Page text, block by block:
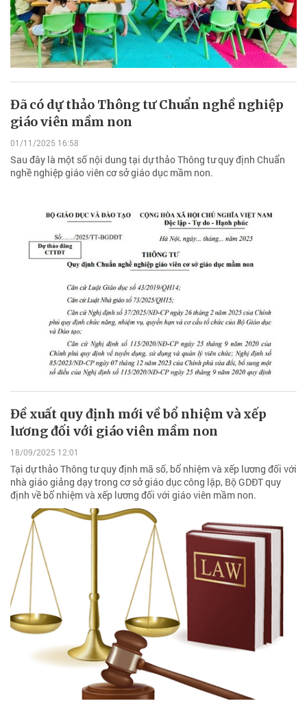
Đã có dự thảo Thông tư Chuẩn nghề nghiệp
giáo viên mầm non
01/11/2025 16:58
Sau đây là một số nội dung tại dự thảo Thông tư quy định Chuẩn
nghề nghiệp giáo viên cơ sở giáo dục mầm non.
Đề xuất quy định mới về bổ nhiệm và xếp
lương đối với giáo viên mầm non
18/09/2025 12:01
Tại dự thảo Thông tư quy định mã số, bổ nhiệm và xếp lương đối với
nhà giáo giảng dạy trong cơ sở giáo dục công lập, Bộ GDĐT quy
định về bổ nhiệm và xếp lương đối với giáo viên mầm non.